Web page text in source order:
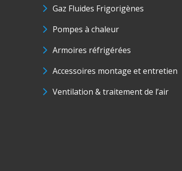
Gaz Fluides Frigorigènes
Pompes à chaleur
Armoires réfrigérées
Accessoires montage et entretien
Ventilation & traitement de l’air